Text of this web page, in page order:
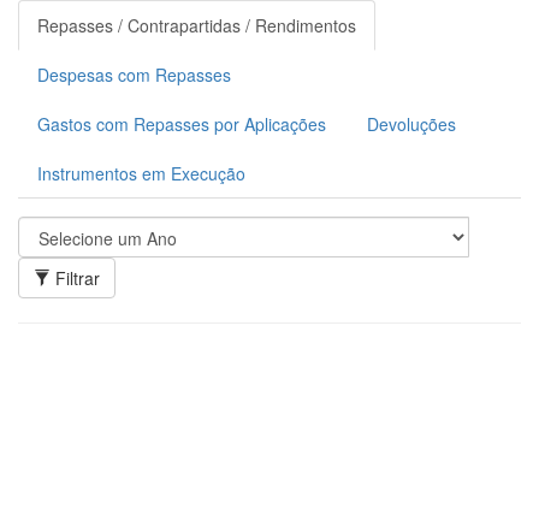
Repasses / Contrapartidas / Rendimentos
Despesas com Repasses
Gastos com Repasses por Aplicações Devoluções
Instrumentos em Execução
Filtrar